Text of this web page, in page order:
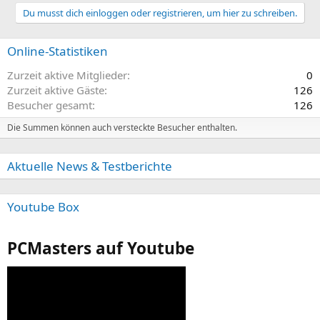
Du musst dich einloggen oder registrieren, um hier zu schreiben.
Online-Statistiken
Zurzeit aktive Mitglieder
0
Zurzeit aktive Gäste
126
Besucher gesamt
126
Die Summen können auch versteckte Besucher enthalten.
Aktuelle News & Testberichte
Youtube Box
PCMasters auf Youtube